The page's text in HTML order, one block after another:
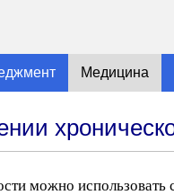
Медицина
можно